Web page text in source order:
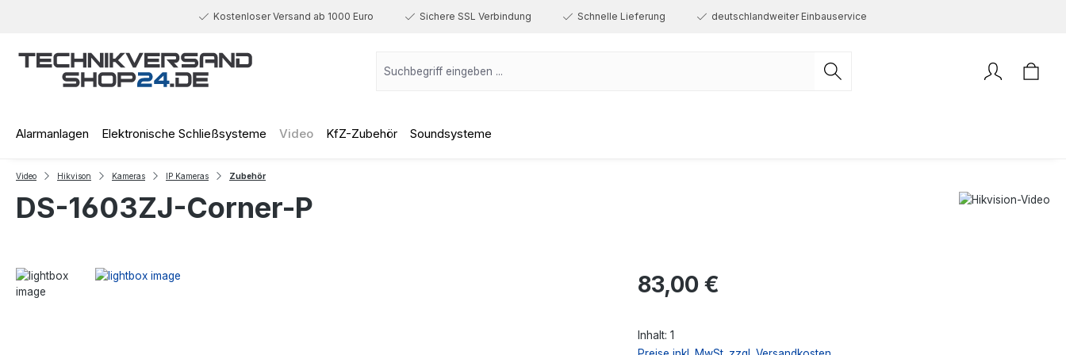
Kostenloser Versand ab 1000 Euro Sichere SSL Verbindung Schnelle Lieferung deutschlandweiter Einbauservice
Alarmanlagen Elektronische Schließsysteme Video KfZ-Zubehör Soundsysteme
Video Hikvison Kameras IP Kameras Zubehör
DS-1603ZJ-Corner-P
Regulärer Preis:
83,00 €
Inhalt: 1